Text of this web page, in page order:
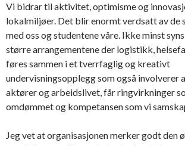
Vi bidrar til aktivitet, optimisme og
lokalmiljøer. Det blir enormt verdsatt av de
med oss og studentene våre. Ikke minst
større arrangementene der logistikk,
føres sammen i et tverrfaglig og kreativt
undervisningsopplegg som også involverer
aktører og arbeidslivet, får ringvirkninger
omdømmet og kompetansen som vi
Jeg vet at organisasjonen merker godt den